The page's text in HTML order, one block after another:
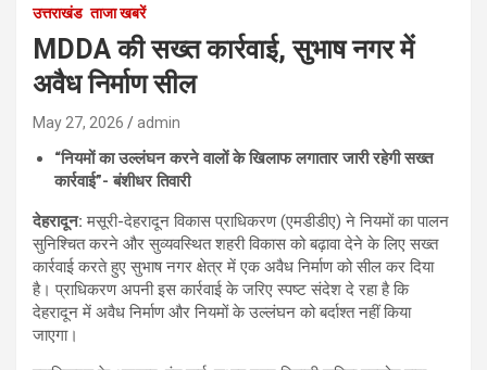
उत्तराखंड ताजा खबरें
MDDA की सख्त कार्रवाई, सुभाष नगर में
अवैध निर्माण सील
May 27, 2026 admin
“नियमों का उल्लंघन करने वालों के खिलाफ लगातार जारी रहेगी सख्त
कार्रवाई”- बंशीधर तिवारी
देहरादून: मसूरी-देहरादून विकास प्राधिकरण (एमडीडीए) ने नियमों का पालन
सुनिश्चित करने और सुव्यवस्थित शहरी विकास को बढ़ावा देने के लिए सख्त
कार्रवाई करते हुए सुभाष नगर क्षेत्र में एक अवैध निर्माण को सील कर दिया
है। प्राधिकरण अपनी इस कार्रवाई के जरिए स्पष्ट संदेश दे रहा है कि
देहरादून में अवैध निर्माण और नियमों के उल्लंघन को बर्दाश्त नहीं किया
जाएगा।